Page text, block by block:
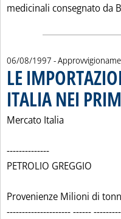
medicinali consegnato da
06/08/1997 -
LE
ITALIA NEI
Mercato Italia
--------------
PETROLIO GREGGIO
Provenienze Milioni di
--------------------- ------